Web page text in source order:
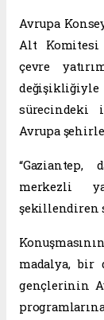
Avrupa
Alt Komitesi
çevre
sürecindeki
Avrupa
“Gaziantep,
merkezli
şekillendiren
madalya, bir
gençlerinin